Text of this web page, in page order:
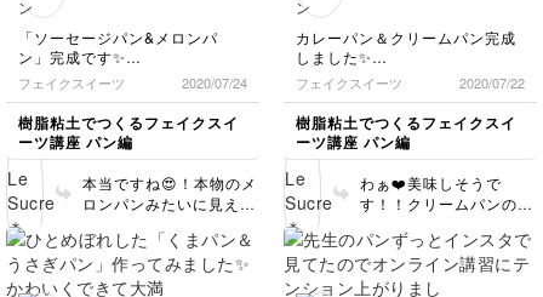
んが大きくなったら、親
子で一緒に作ると楽しさ
も倍増ですので、ぜひぜ
ひ一緒に作ってみてくだ
さいね♪ 色塗りの時に、
うっかり触ってしまっ
経験する「あるある」で
す😆 私も早く仕上げた
いうっかり…ということ
がよくありました😆笑
とにかく上手に仕上げる
ていて、私も感動しまし
た✨✨ 全種類コンプリー
とうございました😊❤️
「ソーセージパン&メロンパ
ン」完成です✨
出来上がったものを見て、メロ
ンパンに見えるー！と思わずつ
ぶやいてました😆
ソーセージパンのケチャップが
少なかったので追 加したら今度
は多すぎて決壊しましたが💦
マスタードはうまくできたと思
います。
どちらもとても可愛くて楽しか
ったです😊🎵
フェイクスイーツ 2020/07/24
樹脂粘土でつくるフェイクスイ
ーツ講座 パン編
本当ですね😍！本物のメ
ロンパンみたいに見えま
クッキー生地の質感がと
っても素晴らしいです👏
👏 ソーセージパンも、
カレーパン＆クリームパン完成
しました✨
クリームパンは、あとちょっと
というところで大きなハゲがで
きてしまい💦塗り直しました。
カレーパンもパン粉がベチャッ
となってしまったり💦
どちらもどうなることかと思い
ましたが、無事にできあがって
嬉しいです😊✨
フェイクスイーツ 2020/07/22
樹脂粘土でつくるフェイクスイ
ーツ講座 パン編
わぁ❤️美味しそうで
す！！クリームパンの色
ン粉の質感も素晴らしい
です！！食べたらサクサ
クっという音が聞こえて